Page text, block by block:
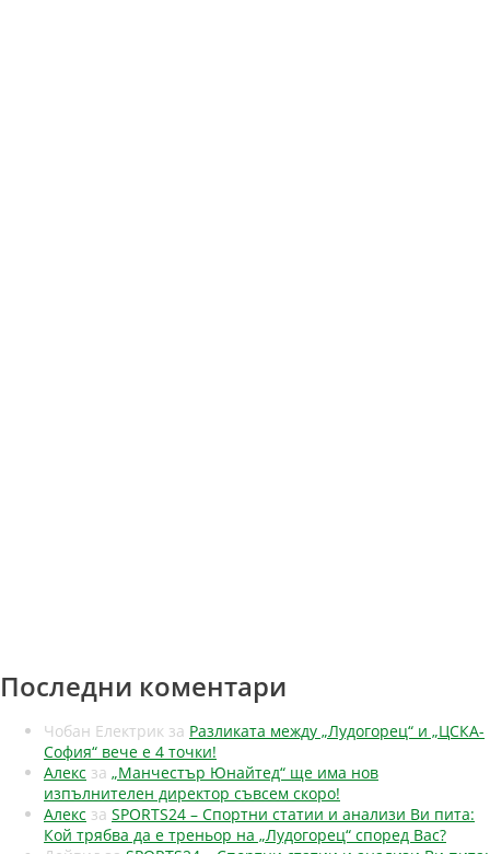
Последни коментари
Чобан Електрик за Разликата между „Лудогорец“ и „ЦСКА-
София“ вече е 4 точки!
Алекс за „Манчестър Юнайтед“ ще има нов
изпълнителен директор съвсем скоро!
Алекс за SPORTS24 – Спортни статии и анализи Ви пита:
Кой трябва да е треньор на „Лудогорец“ според Вас?